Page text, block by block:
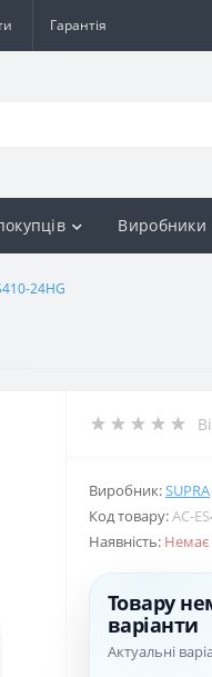
Гарантія
Виробники
24HG
Виробник:SUPRA
Код товару:AC-
Наявність: Немає
Товару
варіанти
Актуальні